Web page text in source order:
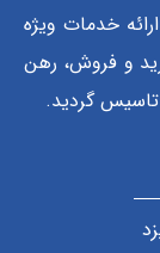
خدمات ویژه
و فروش، رهن
گردید.